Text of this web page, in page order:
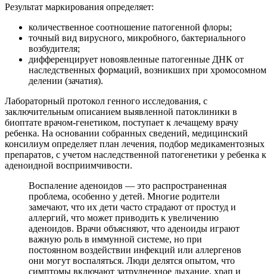
Результат маркирования определяет:
количественное соотношение патогенной флоры;
точный вид вирусного, микробного, бактериального
возбудителя;
дифференцирует новоявленные патогенные ДНК от
наследственных формаций, возникших при хромосомном
делении (зачатия).
Лабораторный протокол генного исследования, с
заключительным описанием выявленной патоклиники в
биоптате врачом-генетиком, поступает к лечащему врачу
ребенка. На основании собранных сведений, медицинский
консилиум определяет план лечения, подбор медикаментозных
препаратов, с учетом наследственной патогенетики у ребенка к
аденоидной восприимчивости.
Воспаление аденоидов — это распространенная
проблема, особенно у детей. Многие родители
замечают, что их дети часто страдают от простуд и
аллергий, что может приводить к увеличению
аденоидов. Врачи объясняют, что аденоиды играют
важную роль в иммунной системе, но при
постоянном воздействии инфекций или аллергенов
они могут воспаляться. Люди делятся опытом, что
симптомы включают затрудненное дыхание, храп и